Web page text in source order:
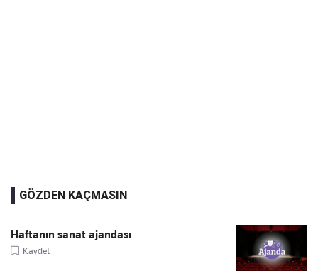
GÖZDEN KAÇMASIN
Haftanın sanat ajandası
Kaydet